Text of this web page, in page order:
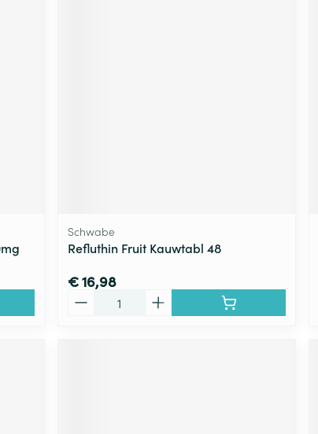
Schwabe
Refluthin Fruit Kauwtabl 48
€ 16,98